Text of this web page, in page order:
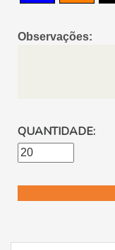
Observações:
QUANTIDADE: